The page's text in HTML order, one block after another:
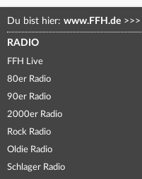
Du bist hier: www.FFH.de >>>
RADIO
FFH Live
80er Radio
90er Radio
2000er Radio
Rock Radio
Oldie Radio
Schlager Radio